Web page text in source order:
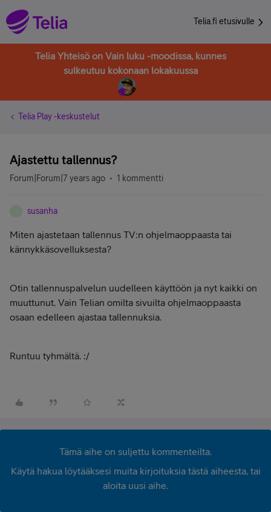
Telia.fi etusivulle
Telia Yhteisö on Vain luku -moodissa, kunnes
sulkeutuu kokonaan lokakuussa
Telia Play -keskustelut
Ajastettu tallennus?
Forum|Forum|7 years ago 1 kommentti
susanha
Miten ajastetaan tallennus TV:n ohjelmaoppaasta tai
kännykkäsovelluksesta?
Otin tallennuspalvelun uudelleen käyttöön ja nyt kaikki on
muuttunut. Vain Telian omilta sivuilta ohjelmaoppaasta
osaan edelleen ajastaa tallennuksia.
Runtuu tyhmältä. :/
Tämä aihe on suljettu kommenteilta.
Käytä hakua löytääksesi muita kirjoituksia tästä aiheesta, tai
aloita uusi aihe.